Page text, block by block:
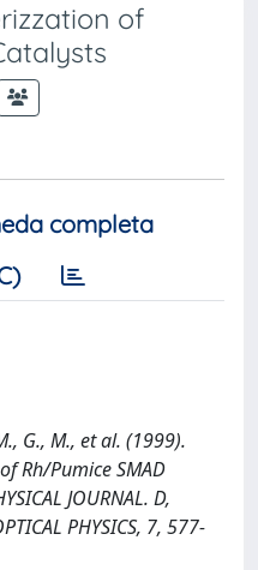
of
completa
G., M., et al. (1999).
Rh/Pumice SMAD
JOURNAL. D,
PHYSICS, 7, 577-